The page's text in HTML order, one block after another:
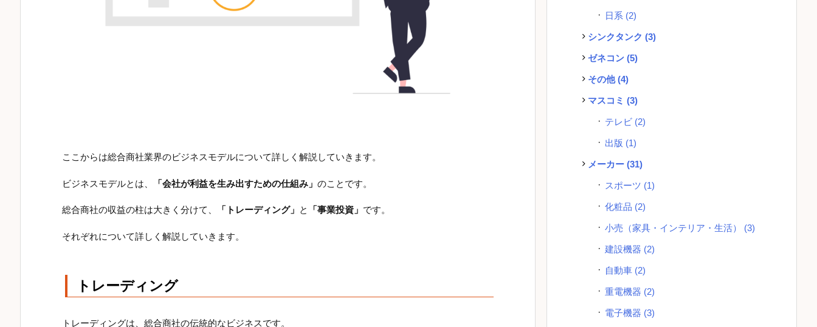
ここからは総合商社業界のビジネスモデルについて詳しく解説していきます。
ビジネスモデルとは、 「会社が利益を生み出すための仕組み」 のことです。
総合商社の収益の柱は大きく分けて、 「トレーディング」 と 「事業投資」 です。
それぞれについて詳しく解説していきます。
トレーディング
トレーディングは、総合商社の伝統的なビジネスです。
日系 (2)
シンクタンク (3)
ゼネコン (5)
その他(4)
マスコミ (3)
テレビ (2)
出版 (1)
メーカー (31)
スポーツ (1)
化粧品 (2)
小売（家具・インテリア・生活） (3)
建設機器 (2)
自動車 (2)
重電機器 (2)
電子機器 (3)